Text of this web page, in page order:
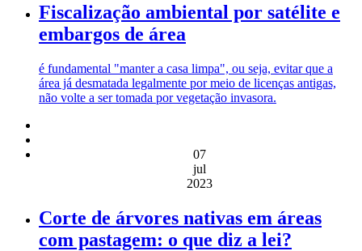
Fiscalização ambiental por satélite e
embargos de área
é fundamental "manter a casa limpa", ou seja, evitar que a
área já desmatada legalmente por meio de licenças antigas,
não volte a ser tomada por vegetação invasora.
07
jul
2023
Corte de árvores nativas em áreas
com pastagem: o que diz a lei?